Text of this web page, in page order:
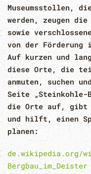
Museumsstollen,
werden, zeugen die
sowie
von der Förderung
Auf kurzen und
diese Orte, die
anmuten, suchen
Seite
die Orte auf, gibt
und hilft, einen
planen:
de.wikipedia.org/
Bergbau_im_Deister